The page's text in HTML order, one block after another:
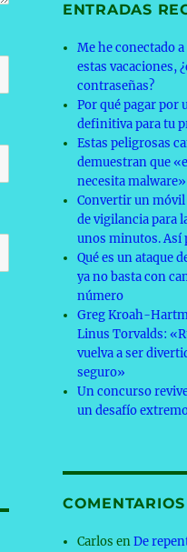
ENTRADAS
Me he conectado
estas vacaciones,
contraseñas?
Por qué pagar por
definitiva para tu
Estas peligrosas
demuestran que
necesita
Convertir un
de vigilancia para
unos minutos. Así
Qué es un ataque
ya no basta con
número
Greg Kroah-
Linus Torvalds:
vuelva a ser
seguro»
Un concurso
un desafío
Carlos enDe